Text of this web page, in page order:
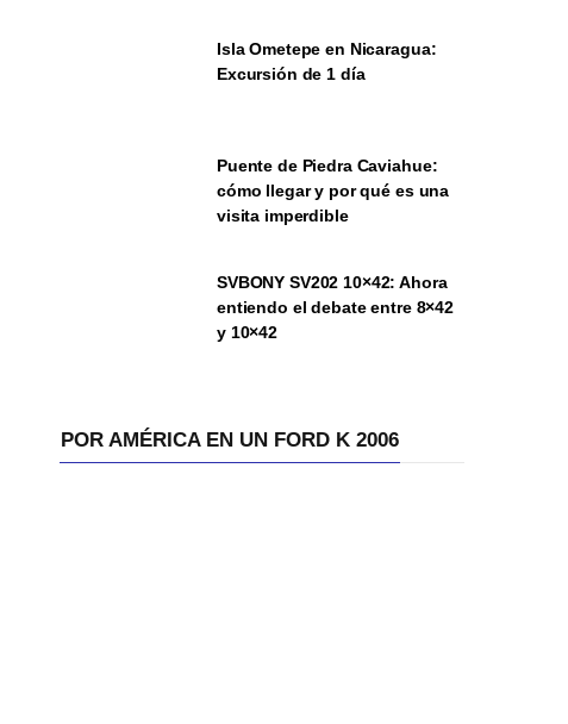
Isla Ometepe en Nicaragua:
Excursión de 1 día
Puente de Piedra Caviahue:
cómo llegar y por qué es una
visita imperdible
SVBONY SV202 10×42: Ahora
entiendo el debate entre 8×42
y 10×42
POR AMÉRICA EN UN FORD K 2006